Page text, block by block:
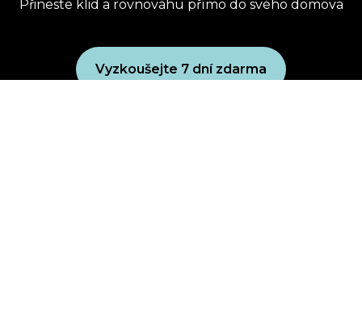
Přineste klid a rovnováhu přímo do svého domova
Vyzkoušejte 7 dní zdarma